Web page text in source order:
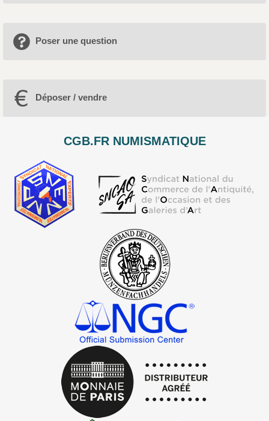
Poser une question
Déposer / vendre
CGB.FR NUMISMATIQUE